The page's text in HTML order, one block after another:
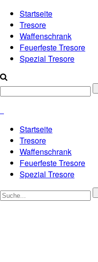
Startseite
Tresore
Waffenschrank
Feuerfeste Tresore
Spezial Tresore
Startseite
Tresore
Waffenschrank
Feuerfeste Tresore
Spezial Tresore